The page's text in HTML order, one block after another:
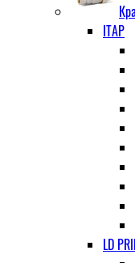
ITAP
LD